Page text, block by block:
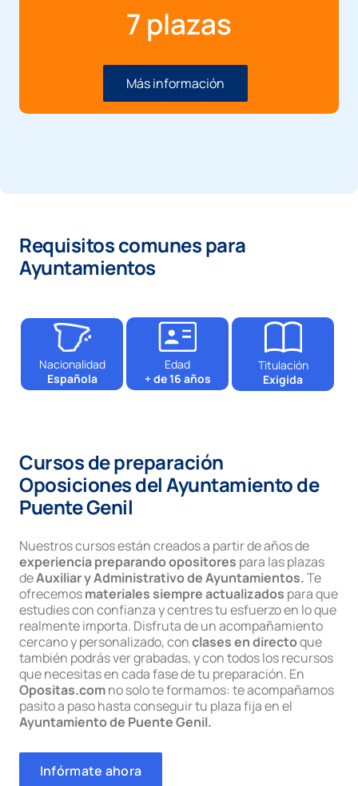
7 plazas
Más información
Requisitos comunes para
Ayuntamientos
Nacionalidad
Española
Edad
+ de 16 años
Titulación
Exigida
Cursos de preparación
Oposiciones del Ayuntamiento de
Puente Genil
Nuestros cursos están creados a partir de años de
experiencia preparando opositores para las plazas
deAuxiliar y Administrativo de Ayuntamientos.Te
ofrecemosmateriales siempre actualizados para que
estudies con confianza y centres tu esfuerzo en lo que
realmente importa. Disfruta de un acompañamiento
cercano y personalizado, conclases en directoque
también podrás ver grabadas, y con todos los recursos
que necesitas en cada fase de tu preparación. En
Opositas.comno solo te formamos: te acompañamos
pasito a paso hasta conseguir tu plaza fija en el
Ayuntamiento de Puente Genil.
Infórmate ahora